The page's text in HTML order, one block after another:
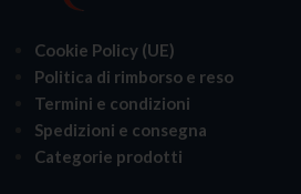
Cookie Policy (UE)
Politica di rimborso e reso
Termini e condizioni
Spedizioni e consegna
Categorie prodotti